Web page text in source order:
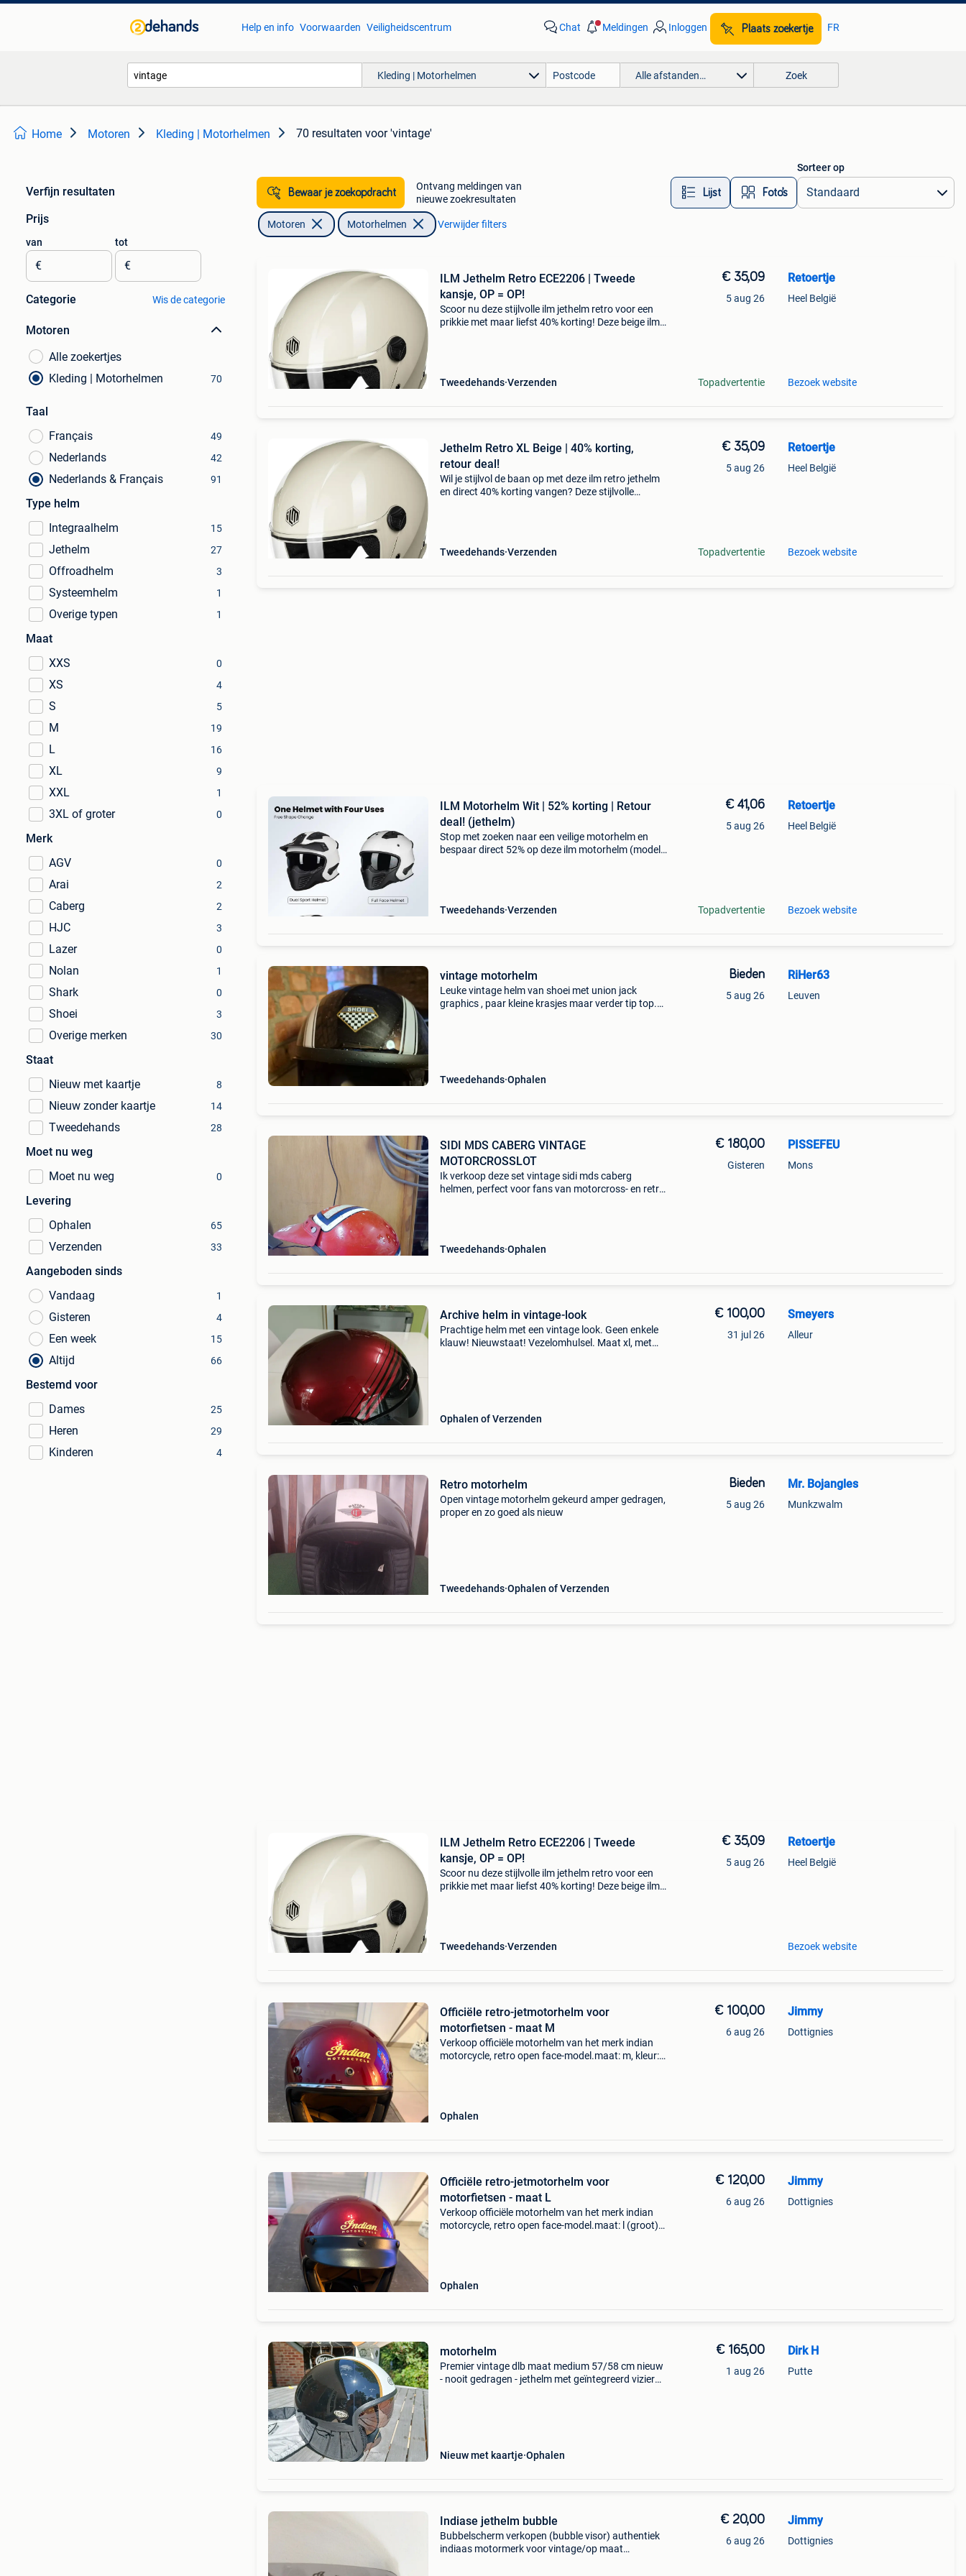
Help en info Voorwaarden Veiligheidscentrum Chat Meldingen Inloggen Plaats zoekertje FR
Kleding | Motorhelmen Alle afstanden… Zoek
Home Motoren Kleding | Motorhelmen 70 resultaten voor 'vintage'
Verfijn resultaten
Prijs
van
€
tot
€
Categorie Wis de categorie
Motoren
Alle zoekertjes
Kleding | Motorhelmen
70
Taal
Français
49
Nederlands 42
Nederlands & Français 91
Type helm
Integraalhelm
15
Jethelm 27
Offroadhelm 3
Systeemhelm 1
Overige typen 1
Maat
XXS
0
XS 4
S 5
M 19
L 16
XL 9
XXL 1
3XL of groter 0
Merk
AGV
0
Arai 2
Caberg 2
HJC 3
Lazer 0
Nolan 1
Shark 0
Shoei 3
Overige merken 30
Staat
Nieuw met kaartje
8
Nieuw zonder kaartje 14
Tweedehands 28
Moet nu weg
Moet nu weg
0
Levering
Ophalen
65
Verzenden 33
Aangeboden sinds
Vandaag
1
Gisteren 4
Een week 15
Altijd 66
Bestemd voor
Dames
25
Heren 29
Kinderen 4
Bewaar je zoekopdracht
Ontvang meldingen van
nieuwe zoekresultaten
Lijst Foto’s
Sorteer op
Motoren Motorhelmen Verwijder filters
ILM Jethelm Retro ECE2206 | Tweede
kansje, OP = OP!
Scoor nu deze stijlvolle ilm jethelm retro voor een
prikkie met maar liefst 40% korting! Deze beige ilm
Tweedehands Verzenden
€ 35,09
5 aug 26
Topadvertentie
Retoertje
Heel België
Bezoek website
Jethelm Retro XL Beige | 40% korting,
retour deal!
Wil je stijlvol de baan op met deze ilm retro jethelm
en direct 40% korting vangen? Deze stijlvolle
Tweedehands Verzenden
€ 35,09
5 aug 26
Topadvertentie
Retoertje
Heel België
Bezoek website
ILM Motorhelm Wit | 52% korting | Retour
deal! (jethelm)
Stop met zoeken naar een veilige motorhelm en
bespaar direct 52% op deze ilm motorhelm (model
Tweedehands Verzenden
€ 41,06
5 aug 26
Topadvertentie
Retoertje
Heel België
Bezoek website
vintage motorhelm
Leuke vintage helm van shoei met union jack
graphics , paar kleine krasjes maar verder tip top.
Tweedehands Ophalen
Bieden
5 aug 26
RiHer63
Leuven
SIDI MDS CABERG VINTAGE
MOTORCROSSLOT
Ik verkoop deze set vintage sidi mds caberg
helmen, perfect voor fans van motorcross- en retro-
Tweedehands Ophalen
€ 180,00
Gisteren
PISSEFEU
Mons
Archive helm in vintage-look
Prachtige helm met een vintage look. Geen enkele
klauw! Nieuwstaat! Vezelomhulsel. Maat xl, met
Ophalen of Verzenden
€ 100,00
31 jul 26
Smeyers
Alleur
Retro motorhelm
Open vintage motorhelm gekeurd amper gedragen,
proper en zo goed als nieuw
Tweedehands Ophalen of Verzenden
Bieden
5 aug 26
Mr. Bojangles
Munkzwalm
ILM Jethelm Retro ECE2206 | Tweede
kansje, OP = OP!
Scoor nu deze stijlvolle ilm jethelm retro voor een
prikkie met maar liefst 40% korting! Deze beige ilm
Tweedehands Verzenden
€ 35,09
5 aug 26
Retoertje
Heel België
Bezoek website
Officiële retro-jetmotorhelm voor
motorfietsen - maat M
Verkoop officiële motorhelm van het merk indian
motorcycle, retro open face-model.maat: m, kleur:
Ophalen
€ 100,00
6 aug 26
Jimmy
Dottignies
Officiële retro-jetmotorhelm voor
motorfietsen - maat L
Verkoop officiële motorhelm van het merk indian
motorcycle, retro open face-model.maat: l (groot)
Ophalen
€ 120,00
6 aug 26
Jimmy
Dottignies
motorhelm
Premier vintage dlb maat medium 57/58 cm nieuw
- nooit gedragen - jethelm met geïntegreerd vizier
Nieuw met kaartje Ophalen
€ 165,00
1 aug 26
Dirk H
Putte
Indiase jethelm bubble
Bubbelscherm verkopen (bubble visor) authentiek
indiaas motormerk voor vintage/op maat
€ 20,00
6 aug 26
Jimmy
Dottignies